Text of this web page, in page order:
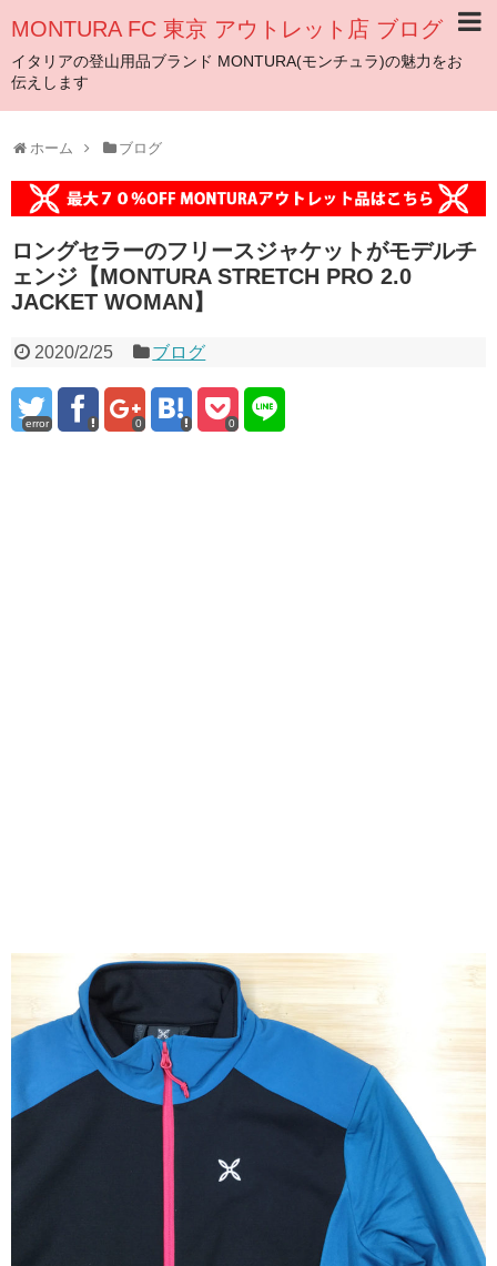
MONTURA FC 東京 アウトレット店 ブログ
イタリアの登山用品ブランド MONTURA(モンチュラ)の魅力をお
伝えします
ホーム ブログ
ロングセラーのフリースジャケットがモデルチ
ェンジ【MONTURA STRETCH PRO 2.0
JACKET WOMAN】
2020/2/25 ブログ
error 0 0